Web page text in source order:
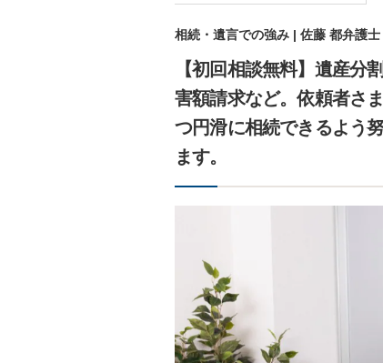
相続・遺言での強み | 佐藤 都弁護
【初回相談無料】遺産分
害額請求など。依頼者さ
つ円滑に相続できるよう
ます。